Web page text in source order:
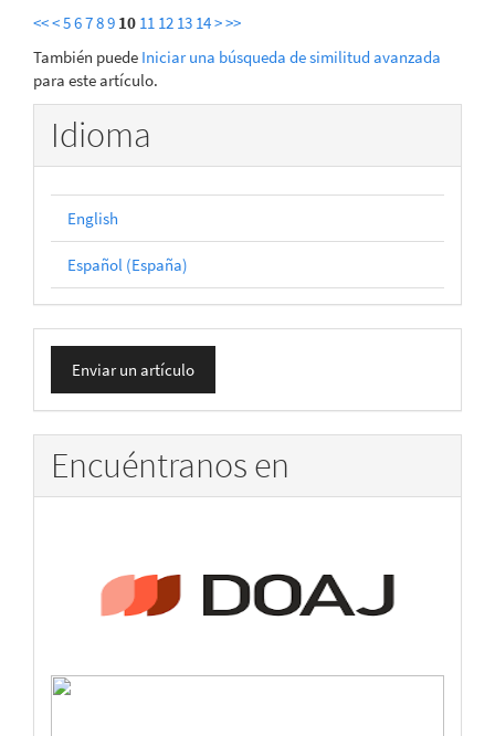
<<<56789 10 11 12 13 14>>>
También puede Iniciar una búsqueda de similitud avanzada
para este artículo.
Idioma
English
Español (España)
Enviar
un
artículo
Enviar un artículo
Encuéntranos en